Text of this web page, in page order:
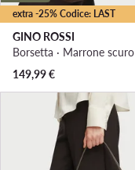
extra -25% Codice: LAST
GINO ROSSI
Borsetta · Marrone scuro
149,99€